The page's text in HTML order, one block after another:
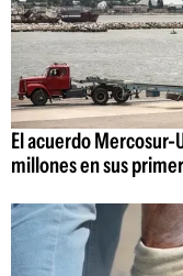
El acuerdo Mercosur-
millones en sus